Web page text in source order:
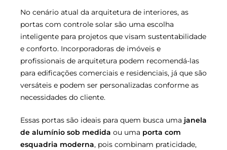
No cenário atual da arquitetura de interiores, as
portas com controle solar são uma escolha
inteligente para projetos que visam sustentabilidade
e conforto. Incorporadoras de imóveis e
profissionais de arquitetura podem recomendá-las
para edificações comerciais e residenciais, já que são
versáteis e podem ser personalizadas conforme as
necessidades do cliente.
Essas portas são ideais para quem busca uma janela
de alumínio sob medida ou uma porta com
esquadria moderna, pois combinam praticidade,